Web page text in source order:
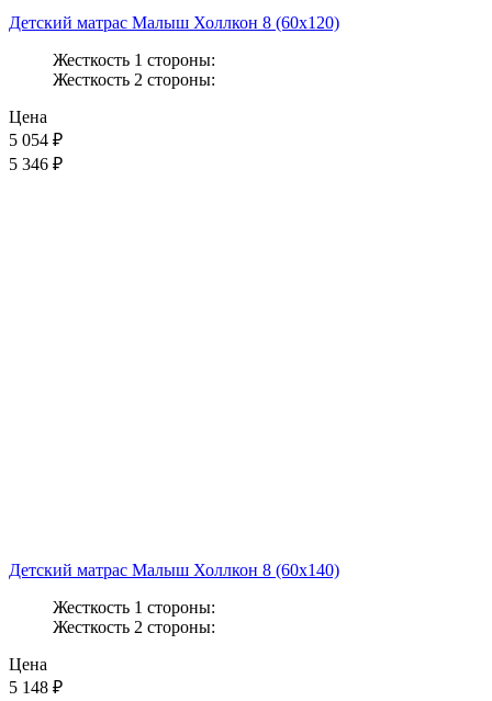
Детский матрас Малыш Холлкон 8 (60x120)
Жесткость 1 стороны:
Жесткость 2 стороны:
Цена
5 054 ₽
5 346 ₽
Детский матрас Малыш Холлкон 8 (60x140)
Жесткость 1 стороны:
Жесткость 2 стороны:
Цена
5 148 ₽